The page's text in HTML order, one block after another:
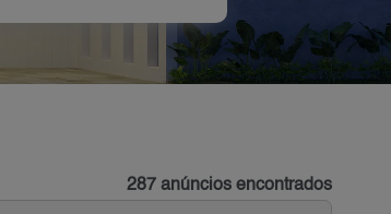
287 anúncios encontrados